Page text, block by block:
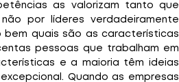
as valorizam tanto que
por líderes verdadeiramente
bem quais são as características
pessoas que trabalham em
e a maioria têm ideias
Quando as empresas